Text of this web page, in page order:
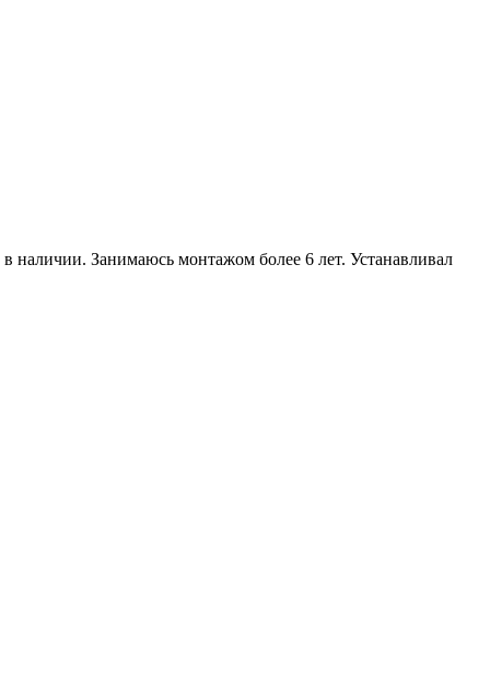
наличии. Занимаюсь монтажом более 6 лет. Устанавливал